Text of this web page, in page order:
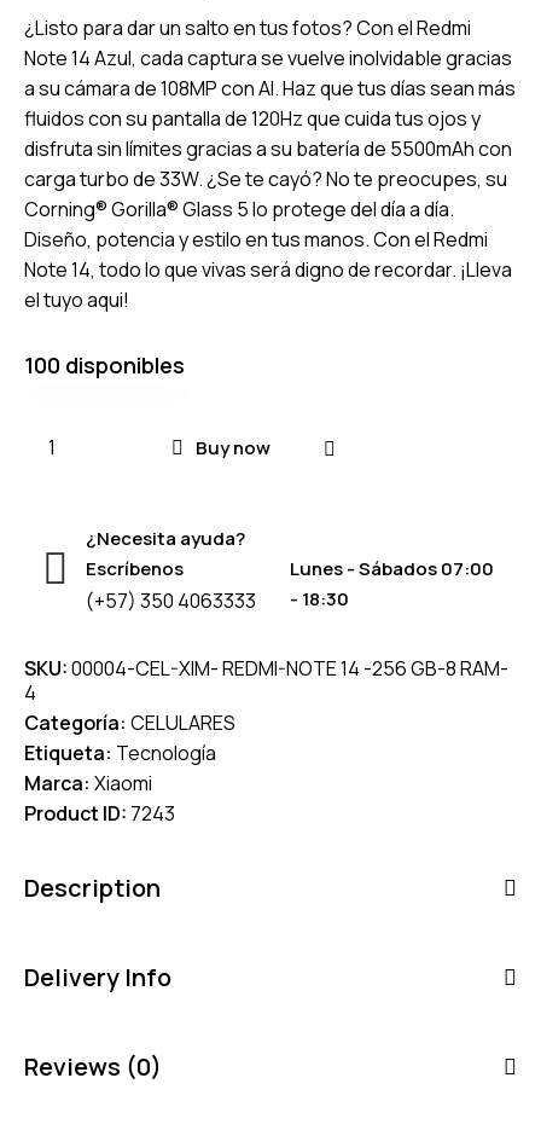
¿Listo para dar un salto en tus fotos? Con el Redmi
Note 14 Azul, cada captura se vuelve inolvidable gracias
a su cámara de 108MP con AI. Haz que tus días sean más
fluidos con su pantalla de 120Hz que cuida tus ojos y
disfruta sin límites gracias a su batería de 5500mAh con
carga turbo de 33W. ¿Se te cayó? No te preocupes, su
Corning® Gorilla® Glass 5 lo protege del día a día.
Diseño, potencia y estilo en tus manos. Con el Redmi
Note 14, todo lo que vivas será digno de recordar. ¡Lleva
el tuyo aqui!
100 disponibles
Buy now
¿Necesita ayuda?
Escríbenos
(+57) 350 4063333
Lunes - Sábados 07:00
- 18:30
SKU:00004-CEL-XIM- REDMI-NOTE 14 -256 GB-8 RAM-
4
Categoría: CELULARES
Etiqueta: Tecnología
Marca: Xiaomi
Product ID: 7243
Description
Delivery Info
Reviews (0)